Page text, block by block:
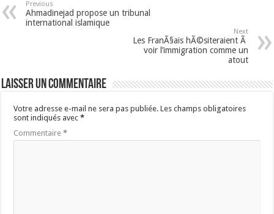
Previous
Ahmadinejad propose un tribunal
international islamique
Next
Les FranÃ§ais hÃ©siteraient Ã
voir l’immigration comme un
atout
Laisser un commentaire
Votre adresse e-mail ne sera pas publiée. Les champs obligatoires
sont indiqués avec*
Commentaire*